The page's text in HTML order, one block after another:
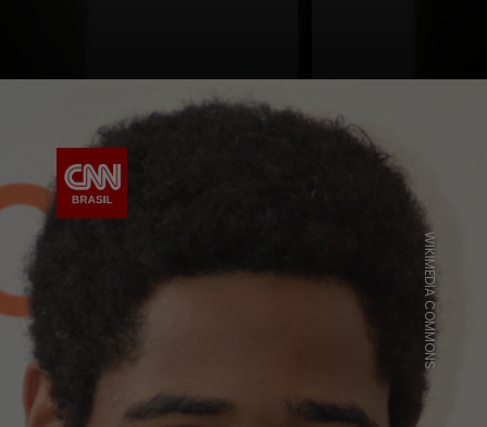
WIKIMEDIA COMMONS